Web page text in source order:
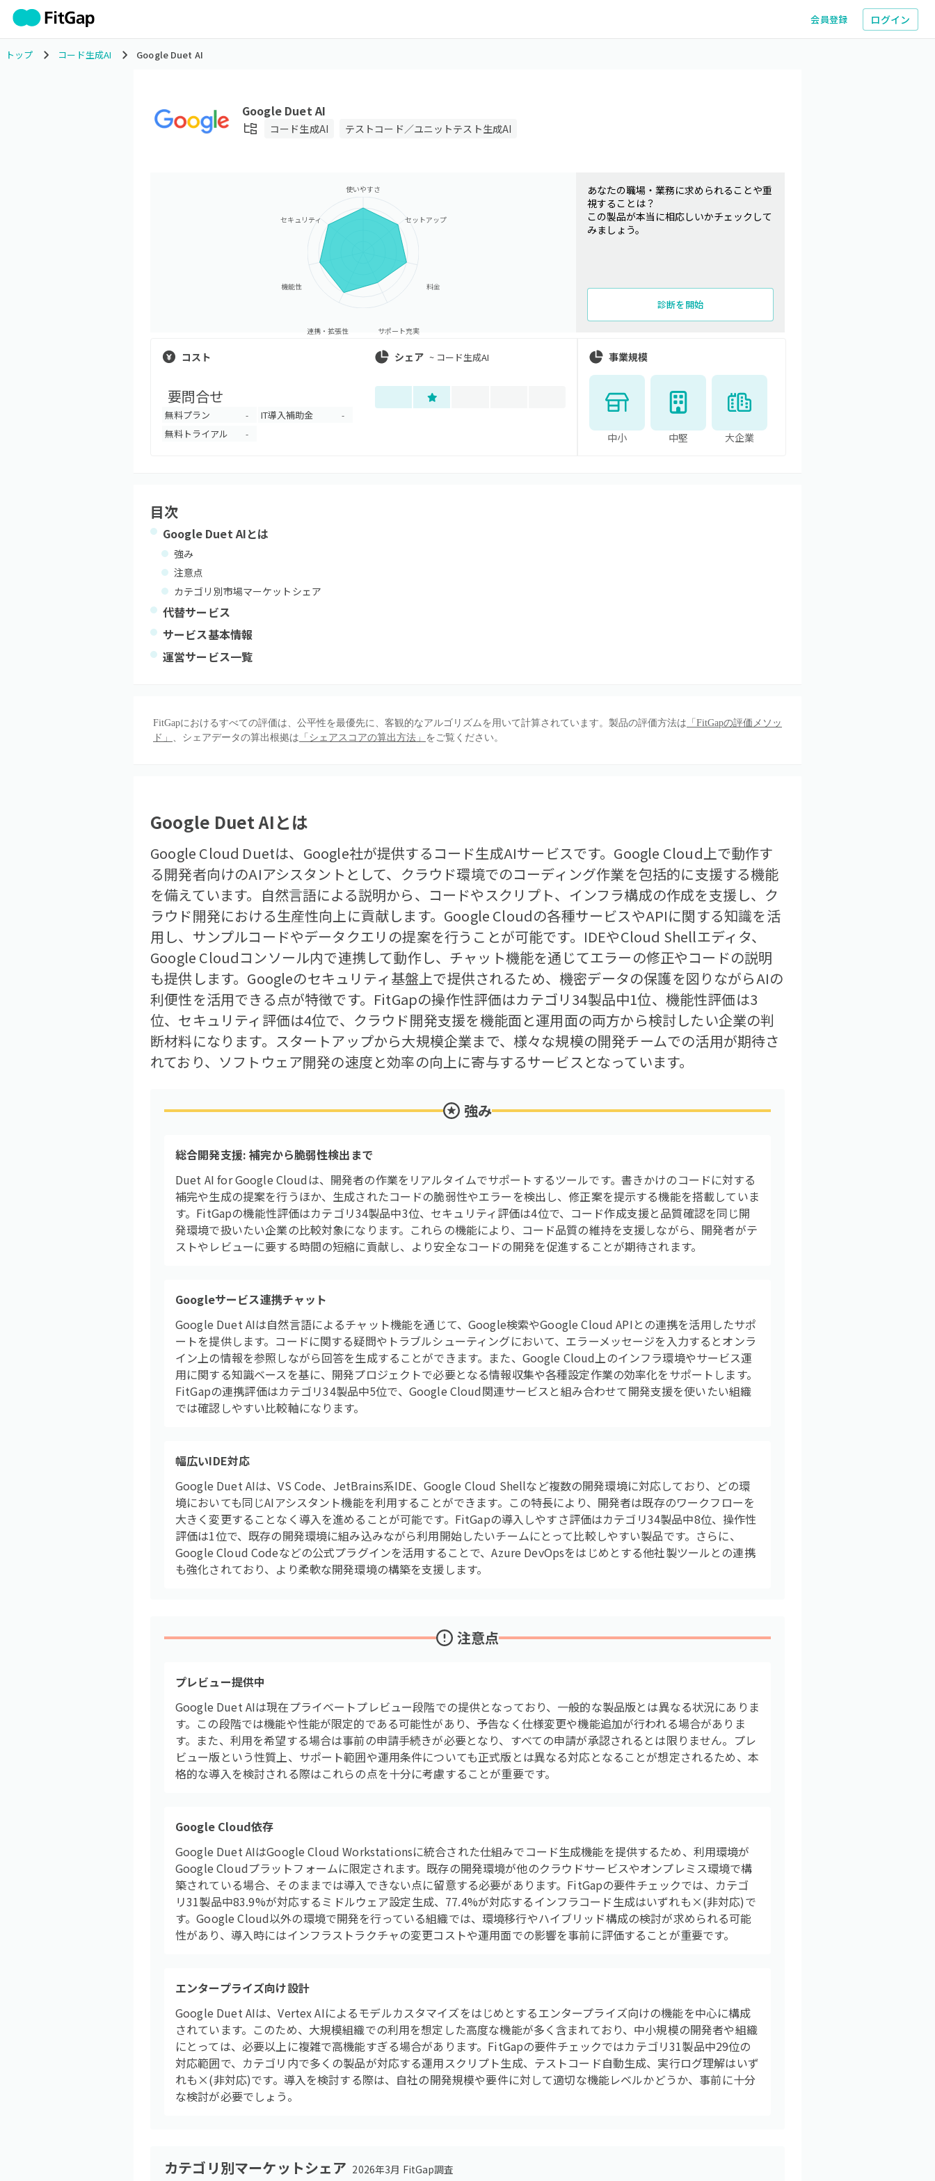
会員登録 ログイン
トップ コード生成AI Google Duet AI
Google Duet AI
コード生成AI テストコード／ユニットテスト生成AI
使いやすさ
セットアップ
料金
サポート充実
連携・拡張性
機能性
セキュリティ
あなたの職場・業務に求められることや重
視することは？
この製品が本当に相応しいかチェックして
みましょう。
診断を開始
コスト
要問合せ
無料プラン - IT導入補助金 -
無料トライアル -
シェア ~ コード生成AI 事業規模
中小 中堅 大企業
目次
Google Duet AIとは
強み
注意点
カテゴリ別市場マーケットシェア
代替サービス
サービス基本情報
運営サービス一覧
FitGapにおけるすべての評価は、公平性を最優先に、客観的なアルゴリズムを用いて計算されています。製品の評価方法は 「FitGapの評価メソッ
ド」 、シェアデータの算出根拠は 「シェアスコアの算出方法」 をご覧ください。
Google Duet AIとは
Google Cloud Duetは、Google社が提供するコード生成AIサービスです。Google Cloud上で動作す
る開発者向けのAIアシスタントとして、クラウド環境でのコーディング作業を包括的に支援する機能
を備えています。自然言語による説明から、コードやスクリプト、インフラ構成の作成を支援し、ク
ラウド開発における生産性向上に貢献します。Google Cloudの各種サービスやAPIに関する知識を活
用し、サンプルコードやデータクエリの提案を行うことが可能です。IDEやCloud Shellエディタ、
Google Cloudコンソール内で連携して動作し、チャット機能を通じてエラーの修正やコードの説明
も提供します。Googleのセキュリティ基盤上で提供されるため、機密データの保護を図りながらAIの
利便性を活用できる点が特徴です。FitGapの操作性評価はカテゴリ34製品中1位、機能性評価は3
位、セキュリティ評価は4位で、クラウド開発支援を機能面と運用面の両方から検討したい企業の判
断材料になります。スタートアップから大規模企業まで、様々な規模の開発チームでの活用が期待さ
れており、ソフトウェア開発の速度と効率の向上に寄与するサービスとなっています。
強み
総合開発支援: 補完から脆弱性検出まで
Duet AI for Google Cloudは、開発者の作業をリアルタイムでサポートするツールです。書きかけのコードに対する
補完や生成の提案を行うほか、生成されたコードの脆弱性やエラーを検出し、修正案を提示する機能を搭載していま
す。FitGapの機能性評価はカテゴリ34製品中3位、セキュリティ評価は4位で、コード作成支援と品質確認を同じ開
発環境で扱いたい企業の比較対象になります。これらの機能により、コード品質の維持を支援しながら、開発者がテ
ストやレビューに要する時間の短縮に貢献し、より安全なコードの開発を促進することが期待されます。
Googleサービス連携チャット
Google Duet AIは自然言語によるチャット機能を通じて、Google検索やGoogle Cloud APIとの連携を活用したサポ
ートを提供します。コードに関する疑問やトラブルシューティングにおいて、エラーメッセージを入力するとオンラ
イン上の情報を参照しながら回答を生成することができます。また、Google Cloud上のインフラ環境やサービス運
用に関する知識ベースを基に、開発プロジェクトで必要となる情報収集や各種設定作業の効率化をサポートします。
FitGapの連携評価はカテゴリ34製品中5位で、Google Cloud関連サービスと組み合わせて開発支援を使いたい組織
では確認しやすい比較軸になります。
幅広いIDE対応
Google Duet AIは、VS Code、JetBrains系IDE、Google Cloud Shellなど複数の開発環境に対応しており、どの環
境においても同じAIアシスタント機能を利用することができます。この特長により、開発者は既存のワークフローを
大きく変更することなく導入を進めることが可能です。FitGapの導入しやすさ評価はカテゴリ34製品中8位、操作性
評価は1位で、既存の開発環境に組み込みながら利用開始したいチームにとって比較しやすい製品です。さらに、
Google Cloud Codeなどの公式プラグインを活用することで、Azure DevOpsをはじめとする他社製ツールとの連携
も強化されており、より柔軟な開発環境の構築を支援します。
注意点
プレビュー提供中
Google Duet AIは現在プライベートプレビュー段階での提供となっており、一般的な製品版とは異なる状況にありま
す。この段階では機能や性能が限定的である可能性があり、予告なく仕様変更や機能追加が行われる場合がありま
す。また、利用を希望する場合は事前の申請手続きが必要となり、すべての申請が承認されるとは限りません。プレ
ビュー版という性質上、サポート範囲や運用条件についても正式版とは異なる対応となることが想定されるため、本
格的な導入を検討される際はこれらの点を十分に考慮することが重要です。
Google Cloud依存
Google Duet AIはGoogle Cloud Workstationsに統合された仕組みでコード生成機能を提供するため、利用環境が
Google Cloudプラットフォームに限定されます。既存の開発環境が他のクラウドサービスやオンプレミス環境で構
築されている場合、そのままでは導入できない点に留意する必要があります。FitGapの要件チェックでは、カテゴ
リ31製品中83.9%が対応するミドルウェア設定生成、77.4%が対応するインフラコード生成はいずれも×(非対応)で
す。Google Cloud以外の環境で開発を行っている組織では、環境移行やハイブリッド構成の検討が求められる可能
性があり、導入時にはインフラストラクチャの変更コストや運用面での影響を事前に評価することが重要です。
エンタープライズ向け設計
Google Duet AIは、Vertex AIによるモデルカスタマイズをはじめとするエンタープライズ向けの機能を中心に構成
されています。このため、大規模組織での利用を想定した高度な機能が多く含まれており、中小規模の開発者や組織
にとっては、必要以上に複雑で高機能すぎる場合があります。FitGapの要件チェックではカテゴリ31製品中29位の
対応範囲で、カテゴリ内で多くの製品が対応する運用スクリプト生成、テストコード自動生成、実行ログ理解はいず
れも×(非対応)です。導入を検討する際は、自社の開発規模や要件に対して適切な機能レベルかどうか、事前に十分
な検討が必要でしょう。
カテゴリ別マーケットシェア 2026年3月 FitGap調査